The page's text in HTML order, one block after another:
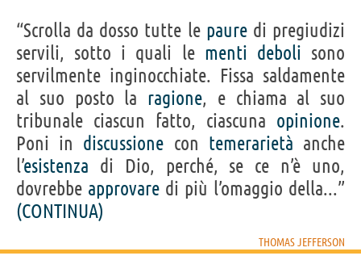
“Scrolla da dosso tutte le pauredi pregiudizi
servili, sotto i quali le menti deboli sono
servilmente inginocchiate. Fissa saldamente
al suo posto la ragione, e chiama al suo
tribunale ciascun fatto, ciascuna opinione.
Poni in discussione con temerarietà anche
l’esistenza di Dio, perché, se ce n’è uno,
dovrebbe approvare di più l’omaggio della...”
(CONTINUA)
THOMAS JEFFERSON